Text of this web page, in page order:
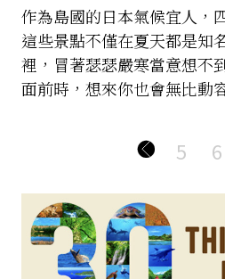
作為島國的日本氣候宜人，
這些景點不僅在夏天都是知
裡，冒著瑟瑟嚴寒當意想不
面前時，想來你也會無比動
5 6